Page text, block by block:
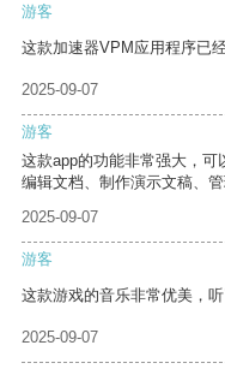
游客
这款加速器VPM应用程序已
2025-09-07
游客
这款app的功能非常强大，
编辑文档、制作演示文稿、管
2025-09-07
游客
这款游戏的音乐非常优美，听
2025-09-07